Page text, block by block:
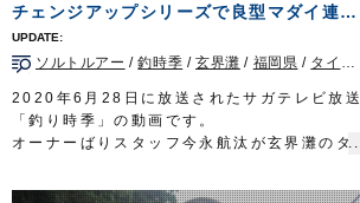
チェンジアップシリーズで良型マダイ連発！玄界灘タイラバゲーム！
ソルトルアー /釣時季 /玄界灘 / 福岡県 / タイラバ
2020年6月28日に放送されたサガテレビ放送
「釣り時季」の動画です。
オーナーばりスタッフ今永航汰が玄界灘のタ
セオリー道理の釣り方が通じない厳しい状況